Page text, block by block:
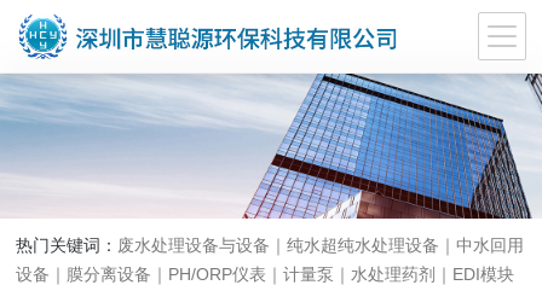
热门关键词： 废水处理设备与设备｜纯水超纯水处理设备｜中水回用
设备｜膜分离设备｜PH/ORP仪表｜计量泵｜水处理药剂｜EDI模块